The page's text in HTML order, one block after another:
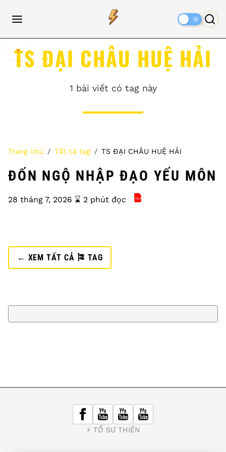
Mode
TS ĐẠI CHÂU HUỆ HẢI
1 bài viết có tag này
Trang chủ Tất cả tag TS ĐẠI CHÂU HUỆ HẢI
ĐỐN NGỘ NHẬP ĐẠO YẾU MÔN
28 tháng 7, 2026 ⌛️ 2 phút đọc PDF
ĐỐN NGỘ NHẬP ĐẠO
← XEM TẤT CẢ 🎏 TAG
▼
⚡️ TỔ SƯ THIỀN